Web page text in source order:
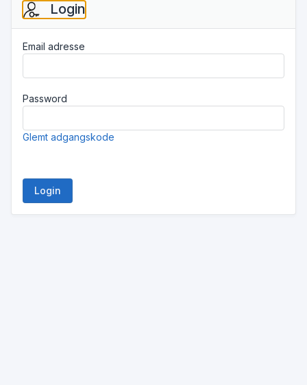
Login
Email adresse
Password
Glemt adgangskode
Login